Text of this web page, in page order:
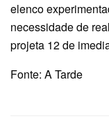
elenco
necessidade de
projeta 12 de
Fonte: A Tarde